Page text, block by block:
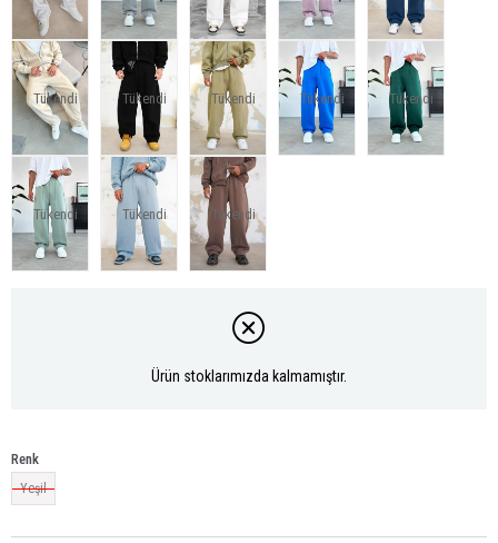
Tükendi Tükendi Tükendi Tükendi Tükendi
Tükendi Tükendi Tükendi
Ürün stoklarımızda kalmamıştır.
Renk
Yeşil